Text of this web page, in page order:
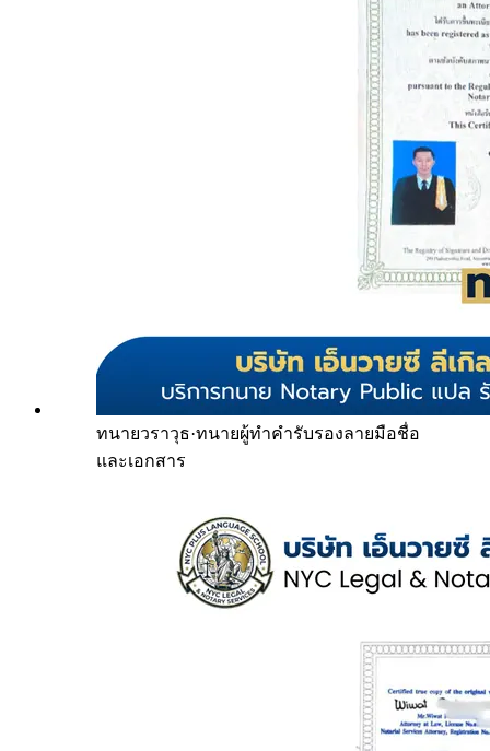
ทนายวราวุธ·ทนายผู้ทำคำรับรองลายมือชื่อ
และเอกสาร